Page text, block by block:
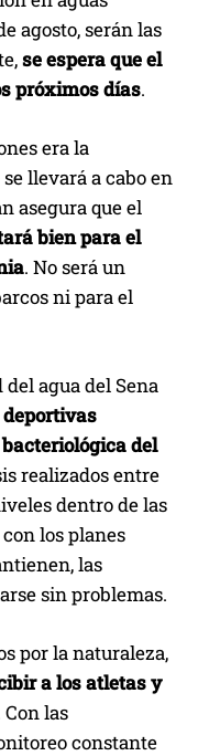
agosto, serán las
se espera que el
próximos días.
era la
llevará a cabo en
asegura que el
bien para el
. No será un
ni para el
agua del Sena
del
realizados entre
dentro de las
los planes
las
sin problemas.
por la naturaleza,
a los atletas y
Con las
constante